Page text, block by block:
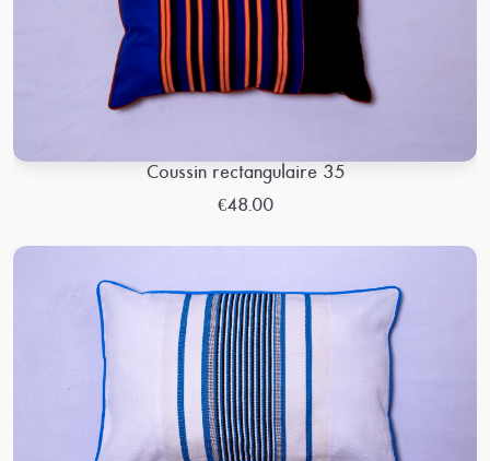
Coussin rectangulaire 35
€48.00